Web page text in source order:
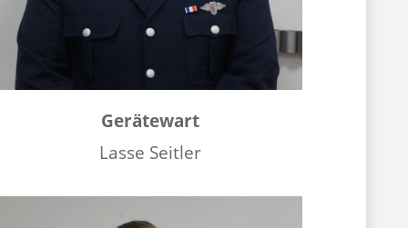
Gerätewart
Lasse Seitler